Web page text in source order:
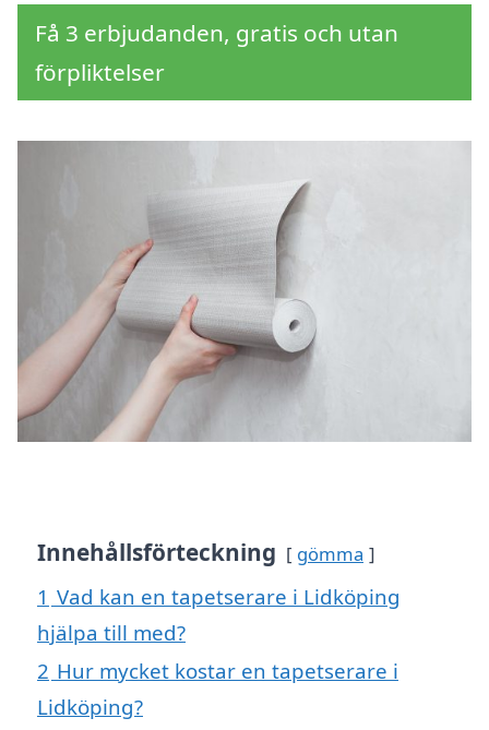
Få 3 erbjudanden, gratis och utan
förpliktelser
Innehållsförteckning gömma
1 Vad kan en tapetserare i Lidköping
hjälpa till med?
2 Hur mycket kostar en tapetserare i
Lidköping?